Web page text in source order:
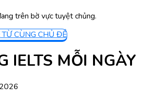
trên bờ vực tuyệt chủng.
TỪ CÙNG CHỦ ĐỀ
IELTS MỖI NGÀY